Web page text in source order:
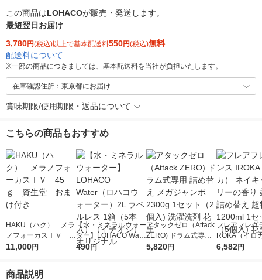
この商品はLOHACOが販売・発送します。
最短翌日お届け
3,780円(税込)以上で基本配送料550円(税込)無料
配送料について
※一部の商品につきましては、基本配送料を当社が負担いたします。
在庫確認住所：東京都にお届け
賞味期限/使用期限・返品について
こちらの商品もおすすめ
HAKU（ハク） メラ
ノフォーカスＩＶ 4
5ｇ 資生堂 おまけ
11,000円
【水・ミネラルウォー
ター】LOHACO Wate
r（ロハコウォータ
490円
アタックゼロ（Attack
ZERO) ドラム式専用
詰め替え メガジャン
5,820円
フレアフレグ
ROKA（イロ
イキッドリリ
6,582円
商品説明